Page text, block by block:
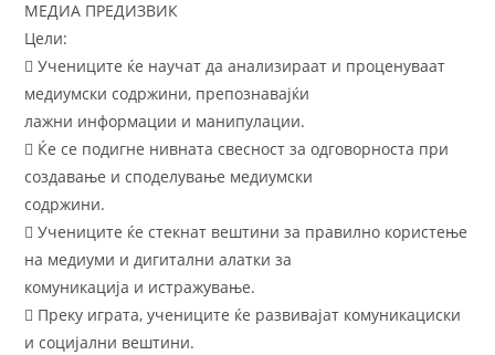
МЕДИА ПРЕДИЗВИК
Цели:
 Учениците ќе научат да анализираат и проценуваат
медиумски содржини, препознавајќи
лажни информации и манипулации.
 Ќе се подигне нивната свесност за одговорноста при
создавање и споделување медиумски
содржини.
 Учениците ќе стекнат вештини за правилно користење
на медиуми и дигитални алатки за
комуникација и истражување.
 Преку играта, учениците ќе развивајат комуникациски
и социјални вештини.